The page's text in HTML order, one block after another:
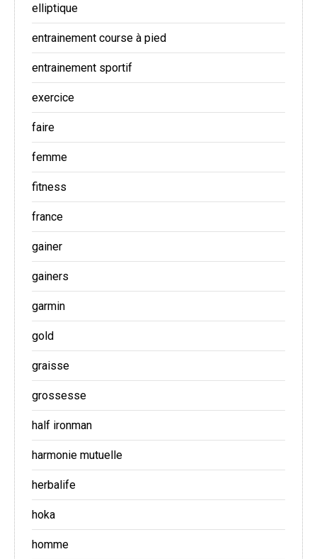
elliptique
entrainement course à pied
entrainement sportif
exercice
faire
femme
fitness
france
gainer
gainers
garmin
gold
graisse
grossesse
half ironman
harmonie mutuelle
herbalife
hoka
homme